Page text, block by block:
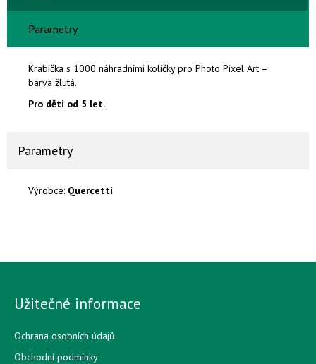
Parametry
Krabička s 1000 náhradními kolíčky pro Photo Pixel Art –
barva žlutá.
Pro děti od 5 let.
Parametry
Výrobce: Quercetti
Užitečné informace
Ochrana osobních údajů
Obchodní podmínky